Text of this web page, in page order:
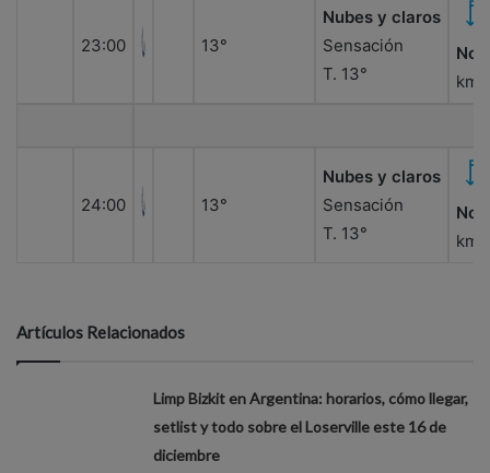
23:00 13°
Nubes y claros
Sensación
T. 13°
km/
24:00 13°
Nubes y claros
Sensación
T. 13°
km/
Artículos Relacionados
Limp Bizkit en Argentina: horarios, cómo llegar,
setlist y todo sobre el Loserville este 16 de
diciembre